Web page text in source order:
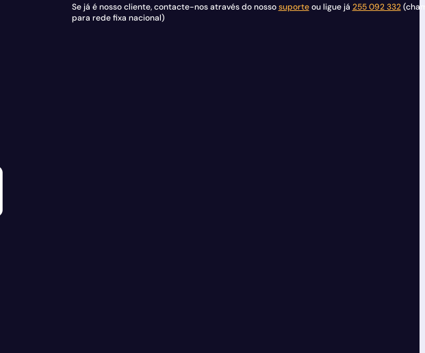
Se já é nosso cliente, contacte-nos através do nossosuporteou ligue já 255 092 332
para rede fixa nacional)